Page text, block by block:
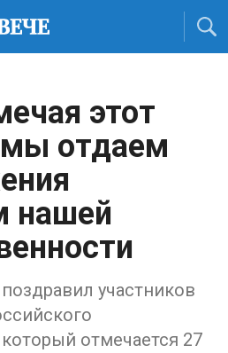
этот
отдаем
нашей
поздравил участников
отмечается 27